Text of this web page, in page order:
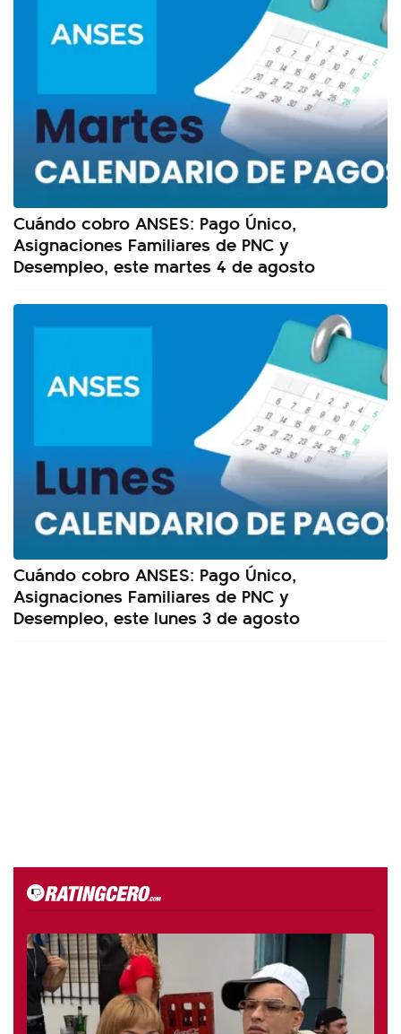
Cuándo cobro ANSES: Pago Único,
Asignaciones Familiares de PNC y
Desempleo, este martes 4 de agosto
Cuándo cobro ANSES: Pago Único,
Asignaciones Familiares de PNC y
Desempleo, este lunes 3 de agosto